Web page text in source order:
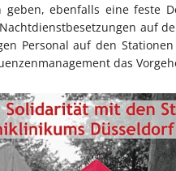
geben, ebenfalls eine feste
auf
Personal auf den
das